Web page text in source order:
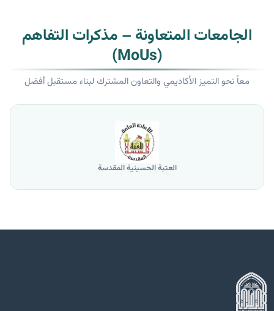
الجامعات المتعاونة – مذكرات التفاهم
(MoUs)
معاً نحو التميز الأكاديمي والتعاون المشترك لبناء مستقبل أفضل
العتبة الحسينية المقدسة